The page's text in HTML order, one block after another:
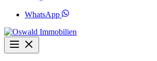
WhatsApp